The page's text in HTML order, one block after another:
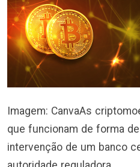
Imagem: CanvaAs
que funcionam de forma
intervenção de um banco